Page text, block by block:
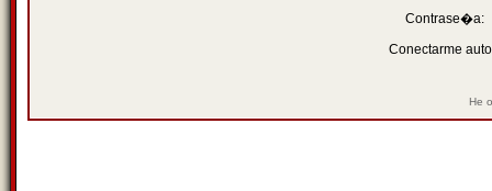
Contrase�a:
Conectarme
He